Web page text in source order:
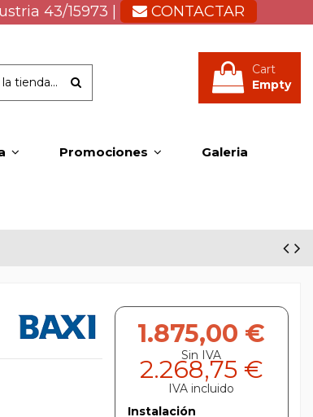
43/15973 | CONTACTAR
Cart
Empty
Promociones Galeria
1.875,00 €
Sin IVA
2.268,75 €
IVA incluido
Instalación